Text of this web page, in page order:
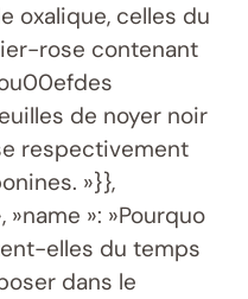
oxalique, celles du
rose contenant
de noyer noir
respectivement
»}},
»name »: »Pourquo
elles du temps
dans le